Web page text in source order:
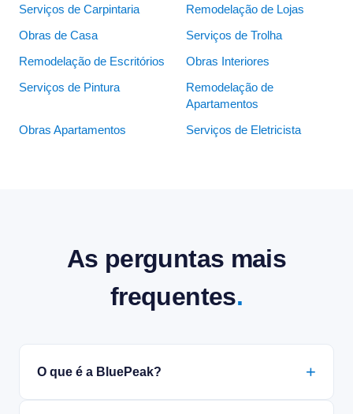
Serviços de Carpintaria Remodelação de Lojas
Obras de Casa Serviços de Trolha
Remodelação de Escritórios Obras Interiores
Serviços de Pintura
Remodelação de
Apartamentos
Obras Apartamentos Serviços de Eletricista
As perguntas mais
frequentes.
O que é a BluePeak?